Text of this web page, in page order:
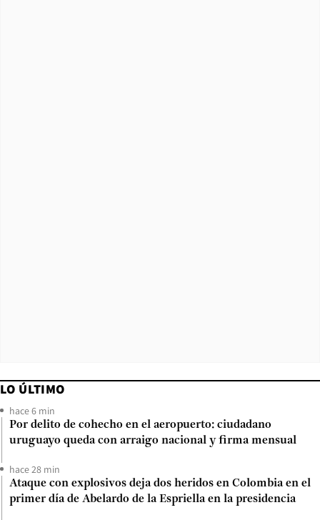
LO ÚLTIMO
hace 6 min
Por delito de cohecho en el aeropuerto: ciudadano
uruguayo queda con arraigo nacional y firma mensual
hace 28 min
Ataque con explosivos deja dos heridos en Colombia en el
primer día de Abelardo de la Espriella en la presidencia